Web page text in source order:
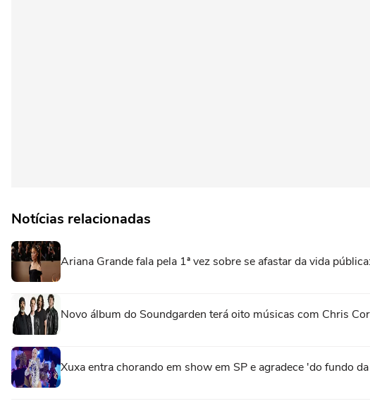
Notícias relacionadas
Ariana Grande fala pela 1ª vez sobre se afastar da vida
Novo álbum do Soundgarden terá oito músicas com Chris
Xuxa entra chorando em show em SP e agradece 'do fundo